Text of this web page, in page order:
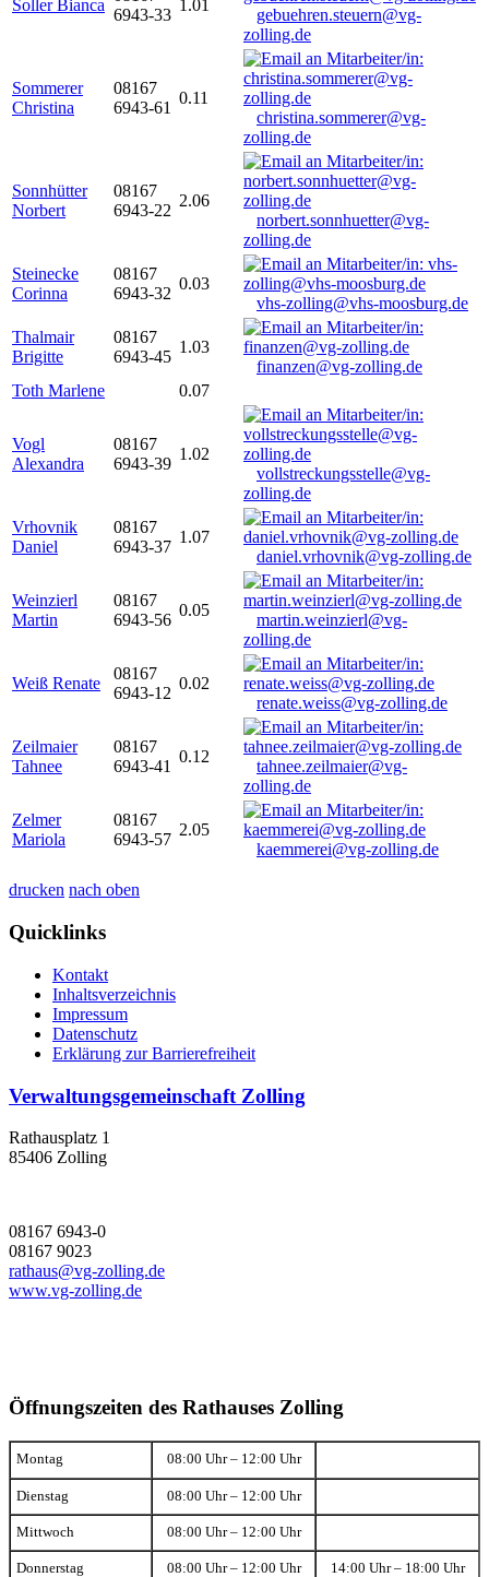
Soller Bianca
6943-33
1.01
gebuehren.steuern@vg-
zolling.de
Sommerer
Christina
08167
6943-61
0.11
christina.sommerer@vg-
zolling.de
Sonnhütter
Norbert
08167
6943-22
2.06
norbert.sonnhuetter@vg-
zolling.de
Steinecke
Corinna
08167
6943-32
0.03
vhs-zolling@vhs-moosburg.de
Thalmair
Brigitte
08167
6943-45
1.03
finanzen@vg-zolling.de
Toth Marlene
0.07
Vogl
Alexandra
08167
6943-39
1.02
vollstreckungsstelle@vg-
zolling.de
Vrhovnik
Daniel
08167
6943-37
1.07
daniel.vrhovnik@vg-zolling.de
Weinzierl
Martin
08167
6943-56
0.05
martin.weinzierl@vg-
zolling.de
Weiß Renate
08167
6943-12
0.02
renate.weiss@vg-zolling.de
Zeilmaier
Tahnee
08167
6943-41
0.12
tahnee.zeilmaier@vg-
zolling.de
Zelmer
Mariola
08167
6943-57
2.05
kaemmerei@vg-zolling.de
drucken nach oben
Quicklinks
Kontakt
Inhaltsverzeichnis
Impressum
Datenschutz
Erklärung zur Barrierefreiheit
Verwaltungsgemeinschaft Zolling
Rathausplatz 1
85406 Zolling
08167 6943-0
08167 9023
rathaus@vg-zolling.de
www.vg-zolling.de
Öffnungszeiten des Rathauses Zolling
Montag 08:00 Uhr – 12:00 Uhr
Dienstag 08:00 Uhr – 12:00 Uhr
Mittwoch 08:00 Uhr – 12:00 Uhr
Donnerstag 08:00 Uhr – 12:00 Uhr 14:00 Uhr – 18:00 Uhr